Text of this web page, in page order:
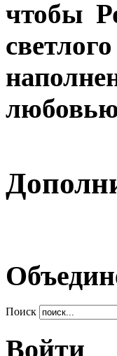
чтобы
Поиск
Войти